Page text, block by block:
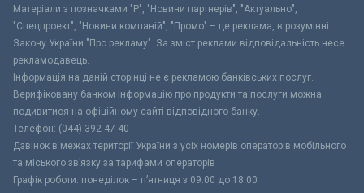
Матеріали з позначками "Р", "Новини партнерів", "Актуально",
"Спецпроект", "Новини компаній", "Промо" – це реклама, в розумінні
Закону України "Про рекламу". За зміст реклами відповідальність несе
рекламодавець.
Інформація на даній сторінці не є рекламою банківських послуг.
Верифіковану банком інформацію про продукти та послуги можна
подивитися на офіційному сайті відповідного банку.
Телефон: (044) 392-47-40
Дзвінок в межах території України з усіх номерів операторів мобільного
та міського зв’язку за тарифами операторів
Графік роботи: понеділок – п’ятниця з 09:00 до 18:00